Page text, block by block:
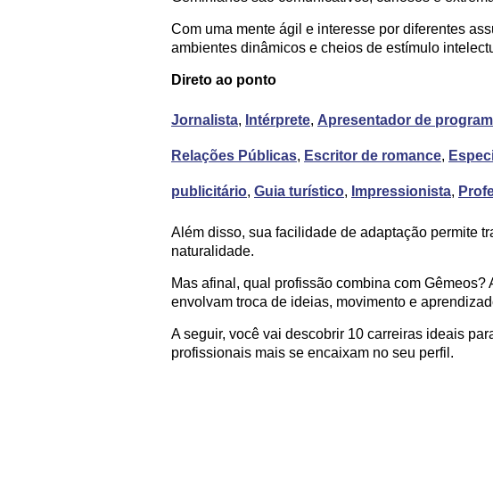
Com uma mente ágil e interesse por diferentes
ambientes dinâmicos e cheios de estímulo
Direto ao ponto
Jornalista, Intérprete, Apresentador de
Relações Públicas, Escritor de romance,
publicitário, Guia turístico, Impressionista,
Além disso, sua facilidade de adaptação permite
naturalidade.
Mas afinal, qual profissão combina com Gêmeos?
envolvam troca de ideias, movimento e
A seguir, você vai descobrir 10 carreiras ideais
profissionais mais se encaixam no seu perfil.